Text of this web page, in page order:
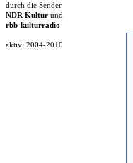
durch die Sender
NDR Kultur und
rbb-kulturradio
aktiv: 2004-2010